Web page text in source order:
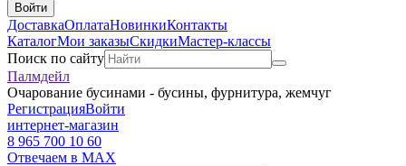
Войти
ДоставкаОплатаНовинкиКонтакты
КаталогМои заказыСкидкиМастер-классы
Поиск по сайту
Палмдейл
Очарование бусинами - бусины, фурнитура, жемчуг
РегистрацияВойти
интернет-магазин
8 965 700 10 60
Отвечаем в MAX